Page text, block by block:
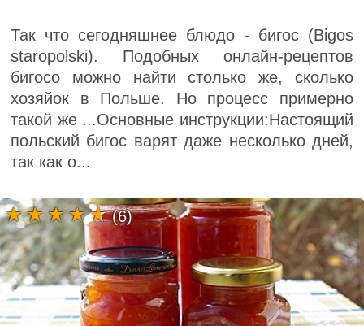
Так что сегодняшнее блюдо - бигос (Bigos
staropolski). Подобных онлайн-рецептов
бигосо можно найти столько же, сколько
хозяйок в Польше. Но процесс примерно
такой же ...Основные инструкции:Настоящий
польский бигос варят даже несколько дней,
так как о...
(6)